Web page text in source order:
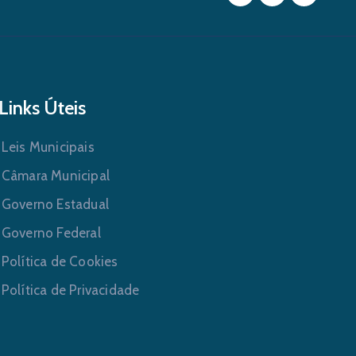
Links Úteis
Leis Municipais
Câmara Municipal
Governo Estadual
Governo Federal
Política de Cookies
Política de Privacidade